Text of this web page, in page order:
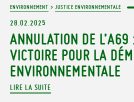
ENVIRONNEMENT > JUSTICE ENVIRONNEMENTALE
28.02.2025
ANNULATION DE L’A69
VICTOIRE POUR LA
ENVIRONNEMENTALE
LIRE LA SUITE